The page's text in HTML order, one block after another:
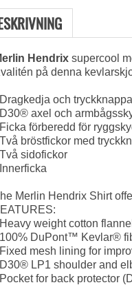
Hendrix supercool
på denna
och
axel och
förberedd för
bröstfickor med
sidofickor
Merlin Hendrix Shirt
weight cotton flannel
DuPont™️ Kevlar®️
mesh lining for
LP1 shoulder and
for back protector